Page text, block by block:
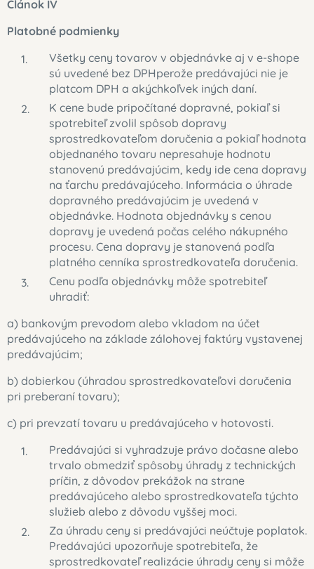
Článok IV
Platobné podmienky
Všetky ceny tovarov v objednávke aj v e-shope
sú uvedené bez DPHperože predávajúci nie je
platcom DPH a akýchkoľvek iných daní.
K cene bude pripočítané dopravné, pokiaľ si
spotrebiteľ zvolil spôsob dopravy
sprostredkovateľom doručenia a pokiaľ hodnota
objednaného tovaru nepresahuje hodnotu
stanovenú predávajúcim, kedy ide cena dopravy
na ťarchu predávajúceho. Informácia o úhrade
dopravného predávajúcim je uvedená v
objednávke. Hodnota objednávky s cenou
dopravy je uvedená počas celého nákupného
procesu. Cena dopravy je stanovená podľa
platného cenníka sprostredkovateľa doručenia.
Cenu podľa objednávky môže spotrebiteľ
uhradiť:
a) bankovým prevodom alebo vkladom na účet
predávajúceho na základe zálohovej faktúry vystavenej
predávajúcim;
b) dobierkou (úhradou sprostredkovateľovi doručenia
pri preberaní tovaru);
c) pri prevzatí tovaru u predávajúceho v hotovosti.
Predávajúci si vyhradzuje právo dočasne alebo
trvalo obmedziť spôsoby úhrady z technických
príčin, z dôvodov prekážok na strane
predávajúceho alebo sprostredkovateľa týchto
služieb alebo z dôvodu vyššej moci.
Za úhradu ceny si predávajúci neúčtuje poplatok.
Predávajúci upozorňuje spotrebiteľa, že
sprostredkovateľ realizácie úhrady ceny si môže